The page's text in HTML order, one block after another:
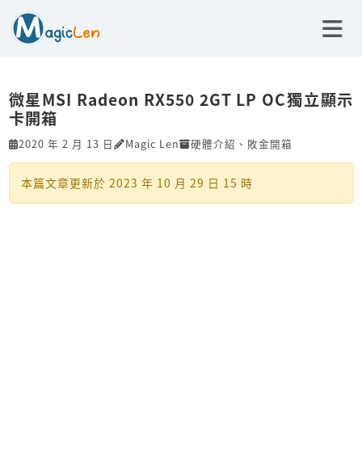
微星MSI Radeon RX550 2GT LP OC獨立顯示
卡開箱
2020 年 2 月 13 日 Magic Len 硬體介紹 、 敗金開箱
本篇文章更新於 2023 年 10 月 29 日 15 時